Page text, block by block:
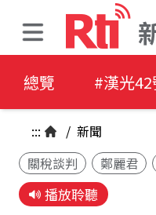
總覽 #漢光
::: / 新聞
關稅談判
鄭麗君
播放聆聽